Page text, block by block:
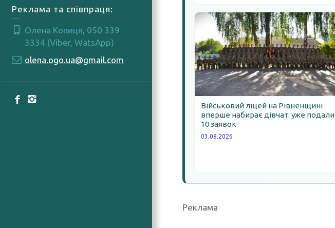
Реклама та співпраця:
Олена Копиця, 050 339
3334 (Viber, WatsApp)
olena.ogo.ua@gmail.com
Військовий ліцей на Рівненщині
вперше набирає дівчат: уже подали
10 заявок
03.08.2026
Реклама